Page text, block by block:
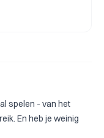
spelen - van het
En heb je weinig